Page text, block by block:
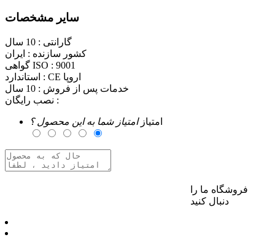
سایر مشخصات
گارانتی : 10 سال
کشور سازنده : ایران
گواهی ISO : 9001
استاندارد :
CE اروپا
خدمات پس از فروش : 10 سال
نصب رایگان :
امتیازامتیاز شما به این محصول ؟
فروشگاه ما را
دنبال کنید